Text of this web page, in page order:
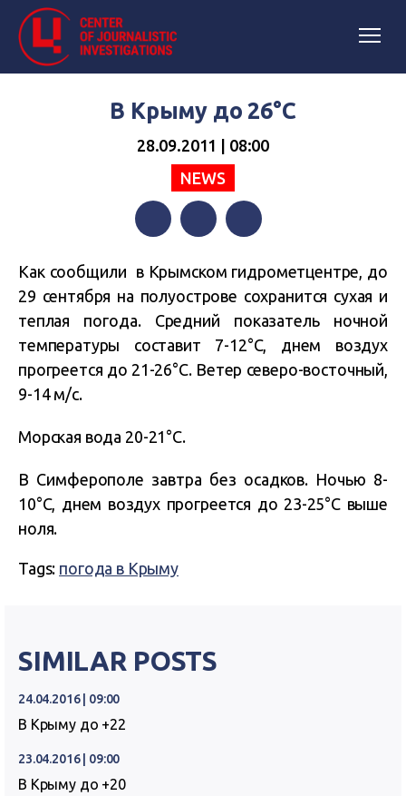
В Крыму до 26°C
28.09.2011 | 08:00
NEWS
Как сообщили в Крымском гидрометцентре, до
29 сентября на полуострове сохранится сухая и
теплая погода. Средний показатель ночной
температуры составит 7-12°C, днем воздух
прогреется до 21-26°C. Ветер северо-восточный,
9-14 м/с.
Морская вода 20-21°C.
В Симферополе завтра без осадков. Ночью 8-
10°C, днем воздух прогреется до 23-25°C выше
ноля.
Tags: погода в Крыму
SIMILAR POSTS
24.04.2016 | 09:00
В Крыму до +22
23.04.2016 | 09:00
В Крыму до +20